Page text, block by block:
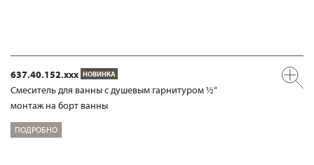
637.40.152.xxx НОВИНКА
Смеситель для ванны с душевым гарнитуром ½“
монтаж на борт ванны
ПОДРОБНО